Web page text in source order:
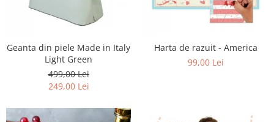
Geanta din piele Made in Italy
Light Green
499,00 Lei
249,00 Lei
Harta de razuit - America
99,00 Lei